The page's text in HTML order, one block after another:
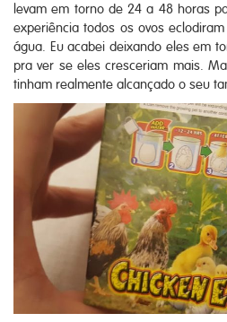
levam em torno de 24 a 48 horas
experiência todos os ovos
água. Eu acabei deixando eles em
pra ver se eles cresceriam mais.
tinham realmente alcançado o seu